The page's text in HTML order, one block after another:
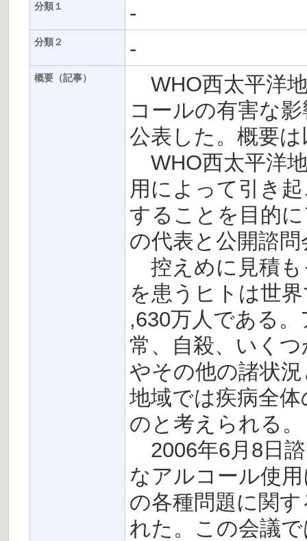
分類１ -
分類２ -
概要（記事）
WHO西太平洋
コールの有害な
公表した。概要
WHO西太平洋
用によって引き
することを目的
の代表と公開諮
控えめに見積も
を患うヒトは世
,630万人である
常、自殺、いく
やその他の諸状
地域では疾病全
のと考えられる。
2006年6月8日
なアルコール使
の各種問題に関
れた。この会議